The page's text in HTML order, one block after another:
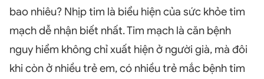
bao nhiêu? Nhịp tim là biểu hiện của sức khỏe tim
mạch dễ nhận biết nhất. Tim mạch là căn bệnh
nguy hiểm không chỉ xuất hiện ở người già, mà đôi
khi còn ở nhiều trẻ em, có nhiều trẻ mắc bệnh tim